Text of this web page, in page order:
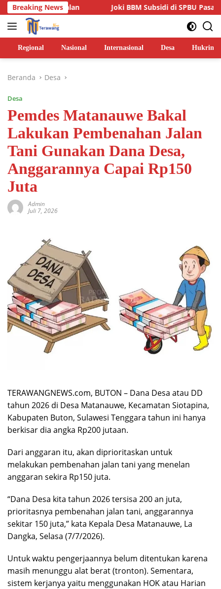
Langsung
ke
konten
Breaking News
Jalan Joki BBM Subsidi di SPBU Pasarwajo Makin
Regional Nasional Internasional Desa Hukrim
Beranda Desa
Desa
Pemdes Matanauwe Bakal
Lakukan Pembenahan Jalan
Tani Gunakan Dana Desa,
Anggarannya Capai Rp150
Juta
Admin
Juli 7, 2026
TERAWANGNEWS.com, BUTON – Dana Desa atau DD
tahun 2026 di Desa Matanauwe, Kecamatan Siotapina,
Kabupaten Buton, Sulawesi Tenggara tahun ini hanya
berkisar dia angka Rp200 jutaan.
Dari anggaran itu, akan diprioritaskan untuk
melakukan pembenahan jalan tani yang menelan
anggaran sekira Rp150 juta.
“Dana Desa kita tahun 2026 tersisa 200 an juta,
prioritasnya pembenahan jalan tani, anggarannya
sekitar 150 juta,” kata Kepala Desa Matanauwe, La
Dangka, Selasa (7/7/2026).
Untuk waktu pengerjaannya belum ditentukan karena
masih menunggu alat berat (tronton). Sementara,
sistem kerjanya yaitu menggunakan HOK atau Harian